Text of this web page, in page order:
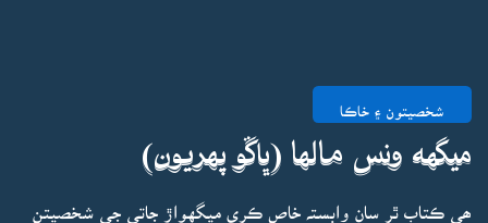
شخصيتون ۽ خاڪا
ميگهه ونس مالها (ڀاڱو پهريون)
ھي ڪتاب ٿر سان وابستہ خاص ڪري ميگهواڙ جاتي جي شخصيتن